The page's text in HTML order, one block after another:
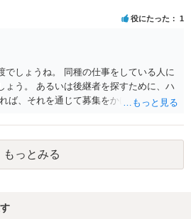
役にたった 1
でしょうね。 同種の仕事をしている人に
ょう。 あるいは後継者を探すために、ハ
ば、それを通じて募集をかけてみるか。
もっとみる